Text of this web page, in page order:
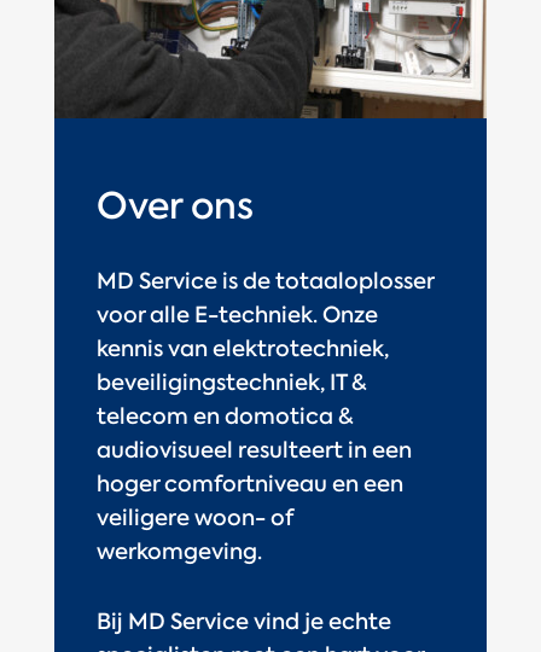
Over ons
MD Service is de totaaloplosser
voor alle E-techniek. Onze
kennis van elektrotechniek,
beveiligingstechniek, IT &
telecom en domotica &
audiovisueel resulteert in een
hoger comfortniveau en een
veiligere woon- of
werkomgeving.
Bij MD Service vind je echte